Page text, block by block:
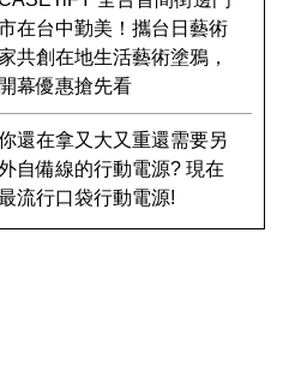
在台中勤美！攜台日藝術
共創在地生活藝術塗鴉，
開幕優惠搶先看
還在拿又大又重還需要另
自備線的行動電源? 現在
流行口袋行動電源!